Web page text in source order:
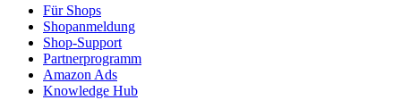
Für Shops
Shopanmeldung
Shop-Support
Partnerprogramm
Amazon Ads
Knowledge Hub